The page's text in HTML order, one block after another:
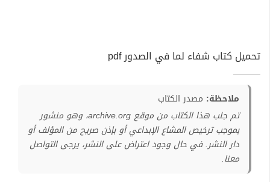
تحميل كتاب شفاء لما في الصدور pdf
ملاحظة: مصدر الكتاب
تم جلب هذا الكتاب من موقع archive.org، وهو منشور
بموجب ترخيص المشاع الإبداعي أو بإذن صريح من المؤلف أو
دار النشر. في حال وجود اعتراض على النشر، يرجى التواصل
معنا.